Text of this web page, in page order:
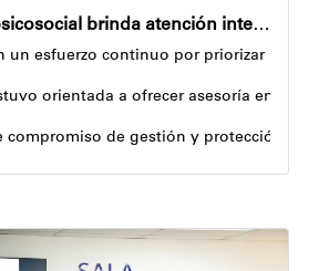
Despliegue psicosocial brinda atención integral en campamento Dr. Rafael Napoleón Baute
un esfuerzo continuo por priorizar la
orientada a ofrecer asesoría en
compromiso de gestión y protección